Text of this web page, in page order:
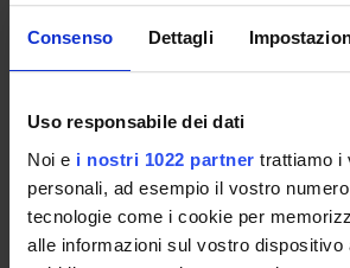
Consenso Dettagli
Uso responsabile dei dati
Noi e i nostri 1022 partner trattiamo i
personali, ad esempio il vostro
tecnologie come i cookie per
alle informazioni sul vostro dispositivo
INSEGNAMENTI CREDITI
Tre insegnamenti a scelta
Advanced geometry
6